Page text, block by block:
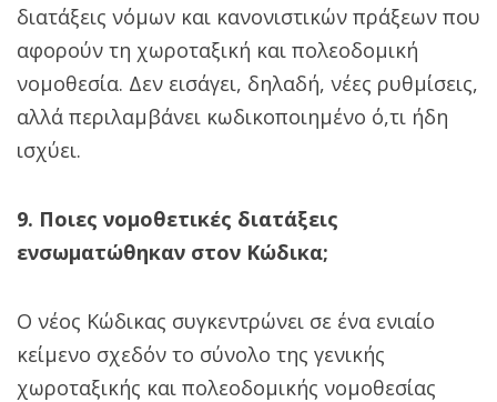
διατάξεις νόμων και κανονιστικών πράξεων που
αφορούν τη χωροταξική και πολεοδομική
νομοθεσία. Δεν εισάγει, δηλαδή, νέες ρυθμίσεις,
αλλά περιλαμβάνει κωδικοποιημένο ό,τι ήδη
ισχύει.
9. Ποιες νομοθετικές διατάξεις
ενσωματώθηκαν στον Κώδικα;
Ο νέος Κώδικας συγκεντρώνει σε ένα ενιαίο
κείμενο σχεδόν το σύνολο της γενικής
χωροταξικής και πολεοδομικής νομοθεσίας